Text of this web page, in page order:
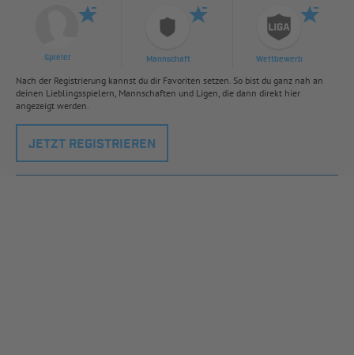
Spieler Mannschaft Wettbewerb
Nach der Registrierung kannst du dir Favoriten setzen. So bist du ganz nah an
deinen Lieblingsspielern, Mannschaften und Ligen, die dann direkt hier
angezeigt werden.
JETZT REGISTRIEREN